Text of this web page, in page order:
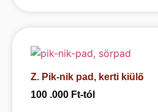
Z. Pik-nik pad, kerti kiülő
100 .000 Ft-tól